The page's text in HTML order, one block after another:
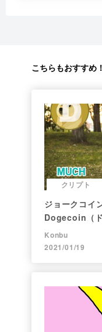
こちらもおすすめ！
クリプト
ジョークコイ
Dogecoin（
まで。注目さ
Konbu
2021/01/19